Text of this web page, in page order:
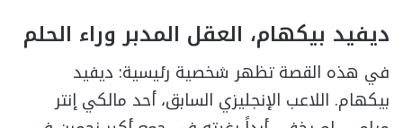
ديفيد بيكهام، العقل المدبر وراء الحلم
في هذه القصة تظهر شخصية رئيسية: ديفيد
بيكهام. اللاعب الإنجليزي السابق، أحد مالكي إنتر